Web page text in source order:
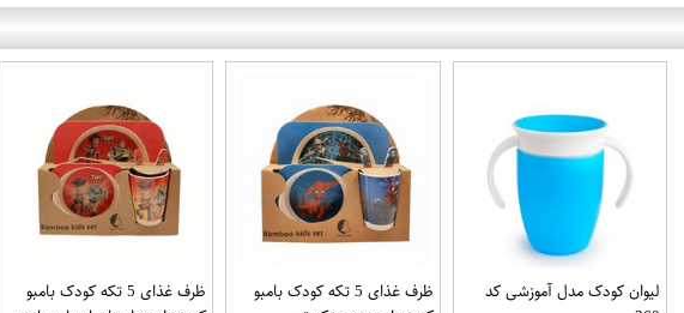
لیوان کودک مدل آموزشی کد
ظرف غذای 5 تکه کودک بامبو
ظرف غذای 5 تکه کودک بامبو